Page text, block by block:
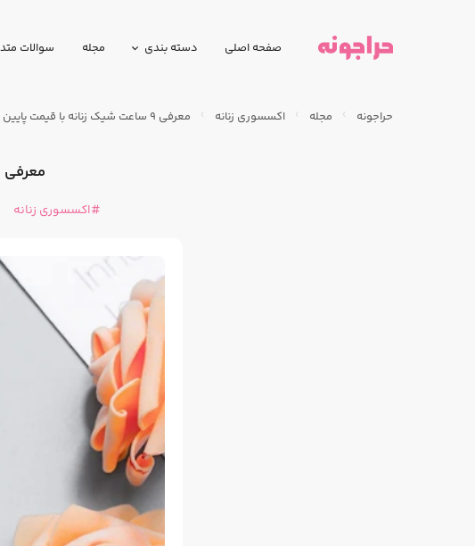
صفحه اصلی دسته بندی مجله سوالات
حراجونه مجله اکسسوری زنانه معرفی ۹ ساعت شیک زنانه با قیمت پایین تر از ۵۰۰ دلار
معرفی ۹ ساعت شیک زنانه با قیمت پایین تر از ۵۰۰ دلار
اکسسوری زنانه